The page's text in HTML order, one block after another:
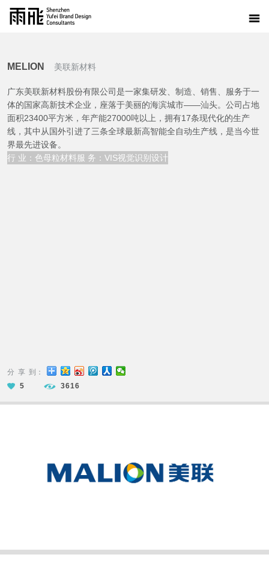
MELION 美联新材料
广东美联新材料股份有限公司是一家集研发、制造、销售、服务于一
体的国家高新技术企业，座落于美丽的海滨城市——汕头。公司占地
面积23400平方米，年产能27000吨以上，拥有17条现代化的生产
线，其中从国外引进了三条全球最新高智能全自动生产线，是当今世
界最先进设备。
行 业：色母粒材料服 务：VIS视觉识别设计
分 享 到：
5
3616